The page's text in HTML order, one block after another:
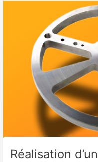
Réalisation